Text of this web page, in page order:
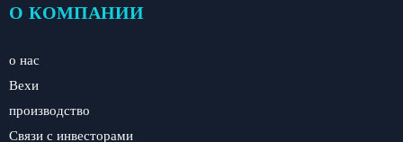
О КОМПАНИИ
о нас
Вехи
производство
Связи с инвесторами